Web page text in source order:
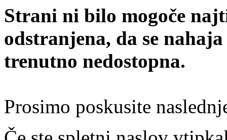
Strani ni bilo mogoče
odstranjena, da se
trenutno nedostopna.
Prosimo poskusite